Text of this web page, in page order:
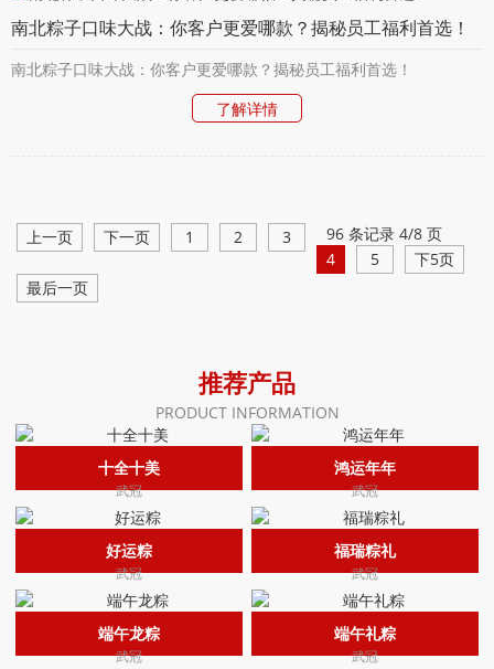
南北粽子口味大战：你客户更爱哪款？揭秘员工福利首选！
南北粽子口味大战：你客户更爱哪款？揭秘员工福利首选！
了解详情
96 条记录 4/8 页
上一页 下一页 1 2
3
4
5
下5页
最后一页
推荐产品
PRODUCT INFORMATION
十全十美
武冠
鸿运年年
武冠
好运粽
武冠
福瑞粽礼
武冠
端午龙粽
武冠
端午礼粽
武冠